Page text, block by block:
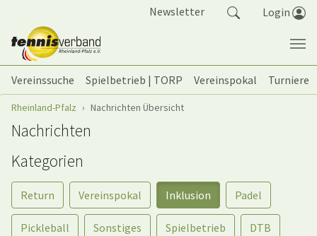
Newsletter Login
Vereinssuche Spielbetrieb | TORP Vereinspokal
Turniere
Sie sind hier:
Rheinland-Pfalz Nachrichten Übersicht
Nachrichten
Kategorien
Return Vereinspokal Inklusion Padel
Pickleball Sonstiges Spielbetrieb DTB